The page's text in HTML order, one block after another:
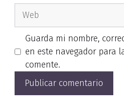
Guarda mi nombre,
en este navegador para
comente.